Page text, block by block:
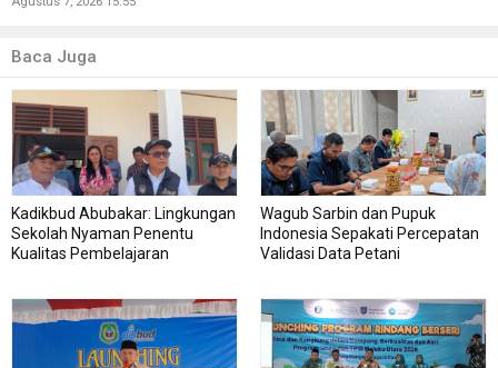
Baca Juga
Kadikbud Abubakar: Lingkungan
Sekolah Nyaman Penentu
Kualitas Pembelajaran
Wagub Sarbin dan Pupuk
Indonesia Sepakati Percepatan
Validasi Data Petani